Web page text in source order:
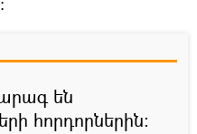
են
հորդորներին: